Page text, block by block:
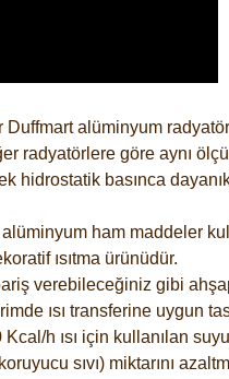
alüminyum
radyatörlere göre aynı
hidrostatik basınca
ham maddeler
ısıtma ürünüdür.
verebileceğiniz gibi
ısı transferine uygun
h ısı için kullanılan
sıvı) miktarını